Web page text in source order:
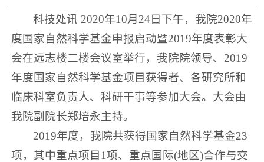
科技处讯 2020年10月24日下午，我院2020年
度国家自然科学基金申报启动暨2019年度表彰大
会在远志楼二楼会议室举行，我院院领导、2019
年度国家自然科学基金项目获得者、各研究所和
临床科室负责人、科研干事等参加大会。大会由
我院副院长郑培永主持。
2019年度，我院共获得国家自然科学基金23
项，其中重点项目1项、重点国际(地区)合作与交